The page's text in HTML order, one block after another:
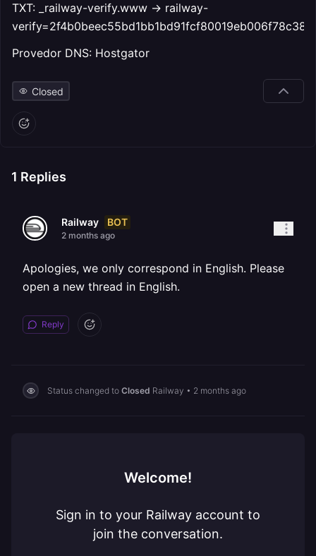
TXT: _railway-verify.www → railway-
Provedor DNS: Hostgator
Closed
1 Replies
Railway BOT
2 months ago
Apologies, we only correspond in English. Please
open a new thread in English.
Reply
Status changed to Closed Railway • 2 months ago
Welcome!
Sign in to your Railway account to
join the conversation.